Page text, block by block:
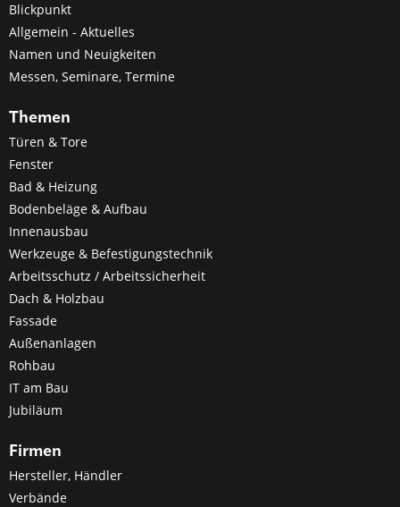
Blickpunkt
Allgemein - Aktuelles
Namen und Neuigkeiten
Messen, Seminare, Termine
Themen
Türen & Tore
Fenster
Bad & Heizung
Bodenbeläge & Aufbau
Innenausbau
Werkzeuge & Befestigungstechnik
Arbeitsschutz / Arbeitssicherheit
Dach & Holzbau
Fassade
Außenanlagen
Rohbau
IT am Bau
Jubiläum
Firmen
Hersteller, Händler
Verbände